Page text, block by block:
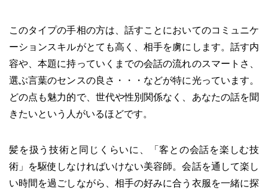
このタイプの手相の方は、話すことにおいてのコミュニケ
ーションスキルがとても高く、相手を虜にします。話す内
容や、本題に持っていくまでの会話の流れのスマートさ、
選ぶ言葉のセンスの良さ・・・などが特に光っています。
どの点も魅力的で、世代や性別関係なく、あなたの話を聞
きたいという人がいるほどです。
髪を扱う技術と同じくらいに、「客との会話を楽しむ技
術」を駆使しなければいけない美容師。会話を通して楽し
い時間を過ごしながら、相手の好みに合う衣服を一緒に探